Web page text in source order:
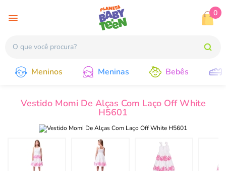
0
Meninos Meninas Bebês
Vestido Momi De Alças Com Laço Off White
H5601